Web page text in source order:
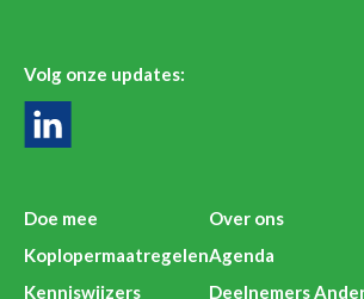
Doe mee
Koplopermaatregelen
Kenniswijzers
Over ons
Agenda
Deelnemers
Volg onze updates: